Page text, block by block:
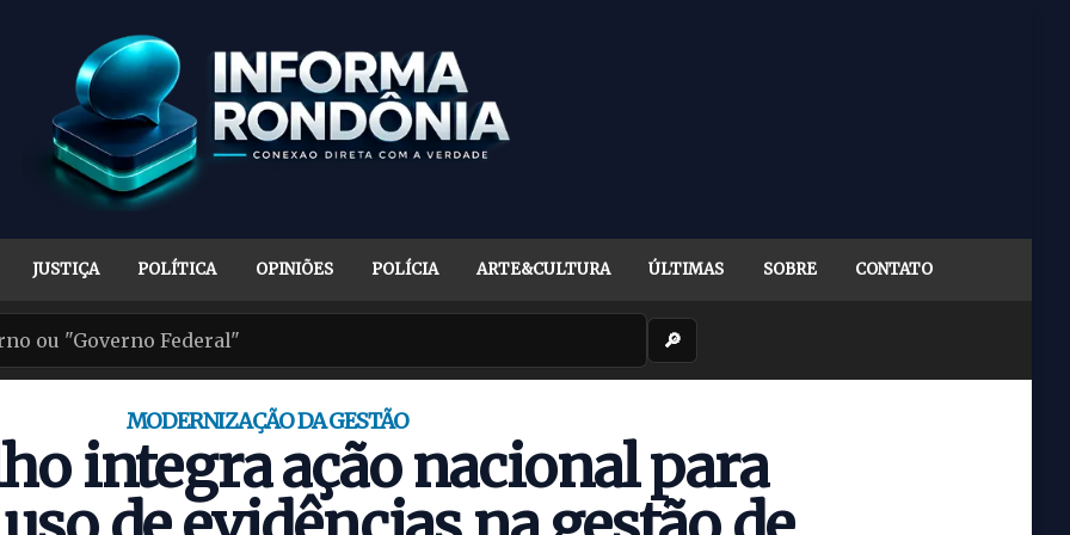
JUSTIÇA POLÍTICA OPINIÕES POLÍCIA ARTE&CULTURA ÚLTIMAS SOBRE CONTATO
🔎
MODERNIZAÇÃO DA GESTÃO
integra ação nacional para